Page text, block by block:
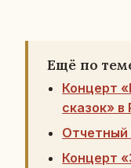
Ещё по
Концерт
сказок»
Отчетный
Концерт